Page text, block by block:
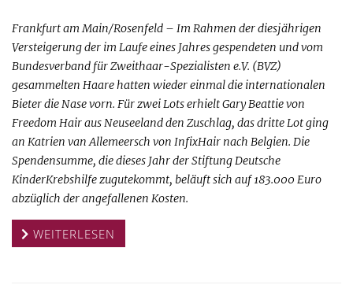
Frankfurt am Main/Rosenfeld – Im Rahmen der diesjährigen
Versteigerung der im Laufe eines Jahres gespendeten und vom
Bundesverband für Zweithaar-Spezialisten e.V. (BVZ)
gesammelten Haare hatten wieder einmal die internationalen
Bieter die Nase vorn. Für zwei Lots erhielt Gary Beattie von
Freedom Hair aus Neuseeland den Zuschlag, das dritte Lot ging
an Katrien van Allemeersch von InfixHair nach Belgien. Die
Spendensumme, die dieses Jahr der Stiftung Deutsche
KinderKrebshilfe zugutekommt, beläuft sich auf 183.000 Euro
abzüglich der angefallenen Kosten.
WEITERLESEN